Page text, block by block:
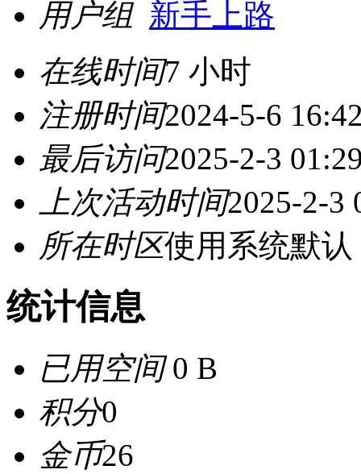
用户组 新手上路
在线时间7 小时
注册时间2024-5-6
最后访问2025-2-3
上次活动时间2025-2-3
所在时区使用系统默认
统计信息
已用空间0 B
积分0
金币26